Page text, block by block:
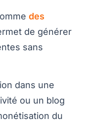
des
de générer
sans
dans une
ou un blog
du